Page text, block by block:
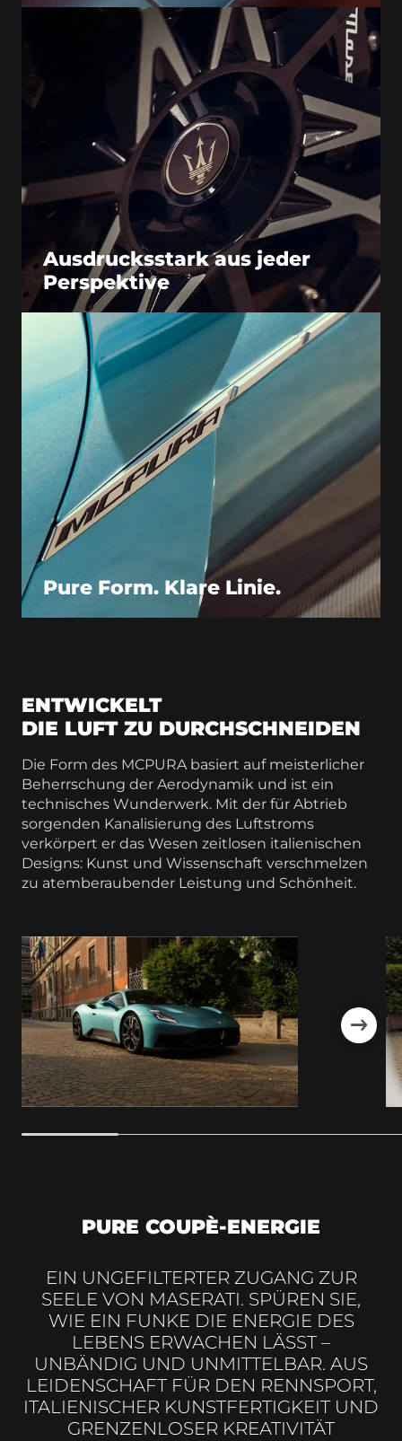
Ausdrucksstark aus jeder
Perspektive​
Pure Form. Klare Linie.
ENTWICKELT
DIE LUFT ZU DURCHSCHNEIDEN
Die Form des MCPURA basiert auf meisterlicher
Beherrschung der Aerodynamik und ist ein
technisches Wunderwerk. Mit der für Abtrieb
sorgenden Kanalisierung des Luftstroms
verkörpert er das Wesen zeitlosen italienischen
Designs: Kunst und Wissenschaft verschmelzen
zu atemberaubender Leistung und Schönheit.
PURE COUPÈ-ENERGIE
EIN UNGEFILTERTER ZUGANG ZUR
SEELE VON MASERATI. SPÜREN SIE,
WIE EIN FUNKE DIE ENERGIE DES
LEBENS ERWACHEN LÄSST –
UNBÄNDIG UND UNMITTELBAR. AUS
LEIDENSCHAFT FÜR DEN RENNSPORT,
ITALIENISCHER KUNSTFERTIGKEIT UND
GRENZENLOSER KREATIVITÄT